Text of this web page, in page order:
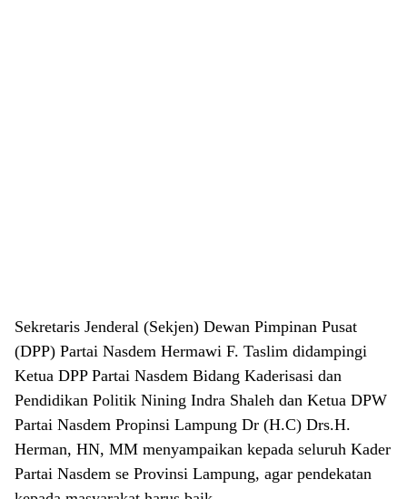
Sekretaris Jenderal (Sekjen) Dewan Pimpinan Pusat
(DPP) Partai Nasdem Hermawi F. Taslim didampingi
Ketua DPP Partai Nasdem Bidang Kaderisasi dan
Pendidikan Politik Nining Indra Shaleh dan Ketua DPW
Partai Nasdem Propinsi Lampung Dr (H.C) Drs.H.
Herman, HN, MM menyampaikan kepada seluruh Kader
Partai Nasdem se Provinsi Lampung, agar pendekatan